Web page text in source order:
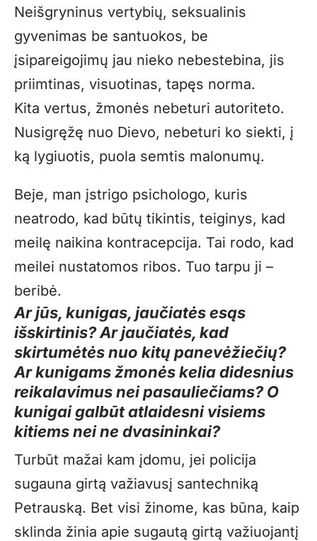
Neišgryninus vertybių, seksualinis
gyvenimas be santuokos, be
įsipareigojimų jau nieko nebestebina, jis
priimtinas, visuotinas, tapęs norma.
Kita vertus, žmonės nebeturi autoriteto.
Nusigręžę nuo Dievo, nebeturi ko siekti, į
ką lygiuotis, puola semtis malonumų.
Beje, man įstrigo psichologo, kuris
neatrodo, kad būtų tikintis, teiginys, kad
meilę naikina kontracepcija. Tai rodo, kad
meilei nustatomos ribos. Tuo tarpu ji –
beribė.
Ar jūs, kunigas, jaučiatės esąs
išskirtinis? Ar jaučiatės, kad
skirtumėtės nuo kitų panevėžiečių?
Ar kunigams žmonės kelia didesnius
reikalavimus nei pasauliečiams? O
kunigai galbūt atlaidesni visiems
kitiems nei ne dvasininkai?
Turbūt mažai kam įdomu, jei policija
sugauna girtą važiavusį santechniką
Petrauską. Bet visi žinome, kas būna, kaip
sklinda žinia apie sugautą girtą važiuojantį